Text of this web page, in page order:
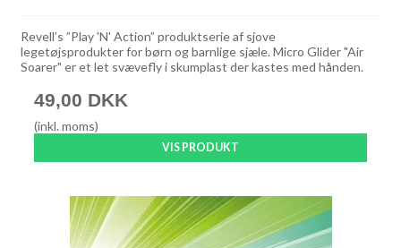
Revell’s ”Play 'N' Action” produktserie af sjove
legetøjsprodukter for børn og barnlige sjæle. Micro Glider "Air
Soarer" er et let svævefly i skumplast der kastes med hånden.
49,00 DKK
(inkl. moms)
VIS PRODUKT